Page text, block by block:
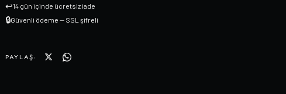
↩14 gün içinde ücretsiz iade
🔒Güvenli ödeme — SSL şifreli
PAYLAŞ: